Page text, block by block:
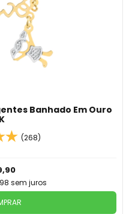
Banhado Em Ouro
(268)
sem juros